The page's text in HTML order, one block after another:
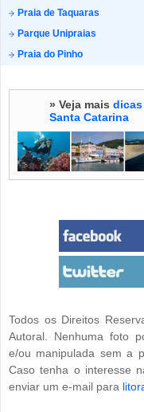
Praia de Taquaras
Parque Unipraias
Praia do Pinho
» Veja mais
Santa Catarina
Todos os Direitos
Autoral. Nenhuma foto
e/ou manipulada sem a
Caso tenha o interesse
enviar um e-mail para